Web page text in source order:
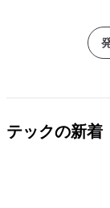
テックの新着